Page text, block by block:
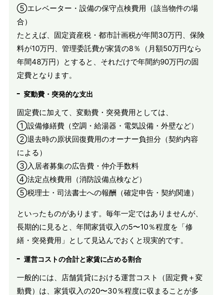
⑤エレベーター・設備の保守点検費用（該当物件の場
合）
たとえば、固定資産税・都市計画税が年間30万円、保険
料が10万円、管理委託費が家賃の8％（月額50万円なら
年間48万円）とすると、それだけで年間約90万円の固
定費となります。
変動費・突発的な支出
固定費に加えて、変動費・突発費用としては、
①設備修繕費（空調・給湯器・電気設備・外壁など）
②退去時の原状回復費用のオーナー負担分（契約内容
による）
③入居者募集の広告費・仲介手数料
④法定点検費用（消防設備点検など）
⑤税理士・司法書士への報酬（確定申告・契約関連）
といったものがあります。毎年一定ではありませんが、
長期的に見ると、年間家賃収入の5〜10％程度を「修
繕・突発費用」として見込んでおくと現実的です。
運営コストの合計と家賃に占める割合
一般的には、店舗賃貸における運営コスト（固定費＋変
動費）は、家賃収入の20〜30％程度に収まることが多